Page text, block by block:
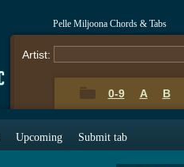
Pelle Miljoona Chords & Tabs
Artist:
0-9 A B
Upcoming Submit tab